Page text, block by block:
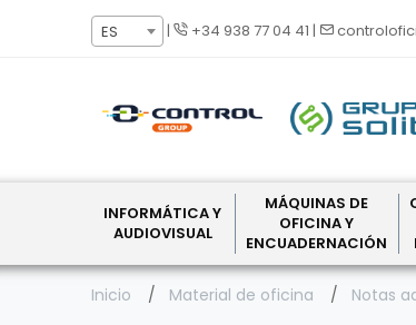
ES | +34 938 77 04 41 |
INFORMÁTICA Y
AUDIOVISUAL
MÁQUINAS DE
OFICINA Y
ENCUADERNACIÓN
Inicio Material de oficina Notas